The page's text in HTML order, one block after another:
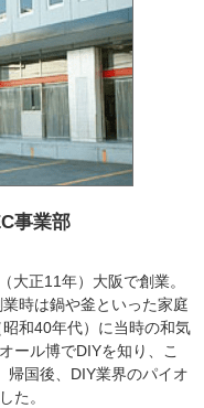
事業部
大正11年）大阪で創業。
時は鍋や釜といった家庭
和40年代）に当時の和気
ール博でDIYを知り、こ
帰国後、DIY業界のパイオ
た。